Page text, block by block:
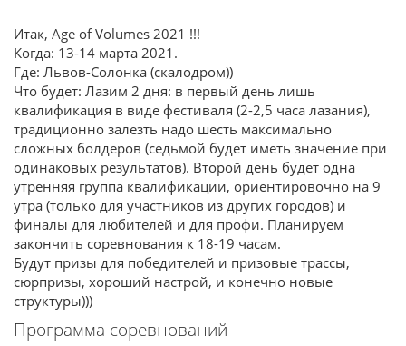
Итак, Age of Volumes 2021 !!!
Когда: 13-14 марта 2021.
Где: Львов-Солонка (скалодром))
Что будет: Лазим 2 дня: в первый день лишь
квалификация в виде фестиваля (2-2,5 часа лазания),
традиционно залезть надо шесть максимально
сложных болдеров (седьмой будет иметь значение при
одинаковых результатов). Второй день будет одна
утренняя группа квалификации, ориентировочно на 9
утра (только для участников из других городов) и
финалы для любителей и для профи. Планируем
закончить соревнования к 18-19 часам.
Будут призы для победителей и призовые трассы,
сюрпризы, хороший настрой, и конечно новые
структуры)))
Программа соревнований